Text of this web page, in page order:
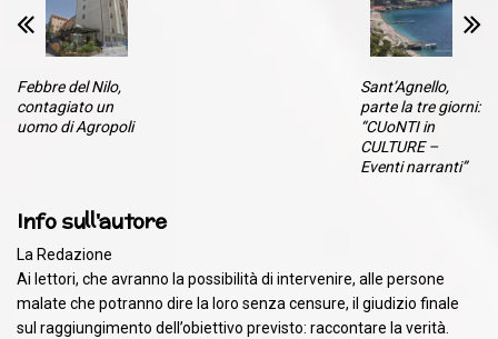
Febbre del Nilo,
contagiato un
uomo di Agropoli
Sant’Agnello,
parte la tre giorni:
“CUoNTI in
CULTURE –
Eventi narranti”
Info sull'autore
La Redazione
Ai lettori, che avranno la possibilità di intervenire, alle persone
malate che potranno dire la loro senza censure, il giudizio finale
sul raggiungimento dell’obiettivo previsto: raccontare la verità.